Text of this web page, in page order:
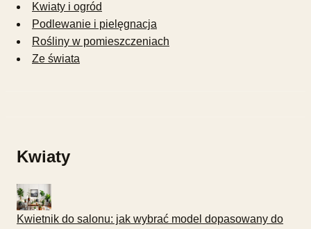
Kwiaty i ogród
Podlewanie i pielęgnacja
Rośliny w pomieszczeniach
Ze świata
Kwiaty
Kwietnik do salonu: jak wybrać model dopasowany do